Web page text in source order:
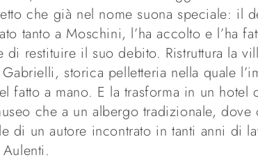
che già nel nome suona speciale: il
tanto a Moschini, l’ha accolto e l’ha
restituire il suo debito. Ristruttura la
storica pelletteria nella quale
a mano. E la trasforma in un hotel
che a un albergo tradizionale,
di un autore incontrato in tanti anni di